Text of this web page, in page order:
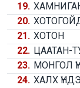
19.
20.
21. ХОТОН
22. ЦААТАН-
23. МОНГОЛ
24. ХАЛХ